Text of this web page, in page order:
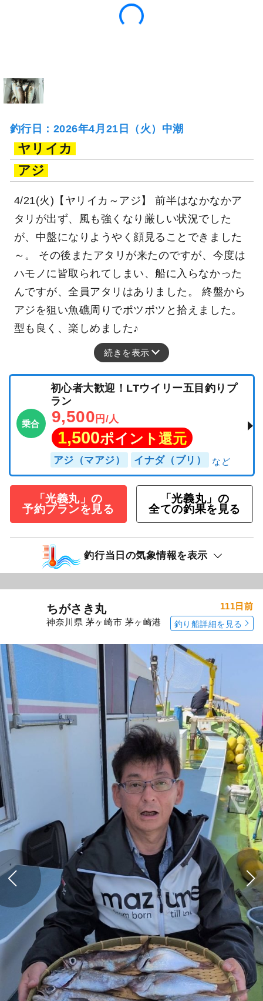
釣行日：2026年4月21日（火）中潮
ヤリイカ
アジ
4/21(火)【ヤリイカ～アジ】 前半はなかなかア
タリが出ず、風も強くなり厳しい状況でした
が、中盤になりようやく顔見ることできました
～。 その後またアタリが来たのですが、今度は
ハモノに皆取られてしまい、船に入らなかった
んですが、全員アタリはありました。 終盤から
アジを狙い魚礁周りでポツポツと拾えました。
型も良く、楽しめました♪
続きを表示
乗合
初心者大歓迎！LTウイリー五目釣りプ
ラン
9,500 円/人
1,500ポイント還元
アジ（マアジ） イナダ（ブリ）
「光義丸」の
予約プランを見る
「光義丸」の
全ての釣果を見る
釣行当日の気象情報を表示
ちがさき丸
神奈川県 茅ヶ崎市 茅ヶ崎港
111日前
釣り船詳細を見る